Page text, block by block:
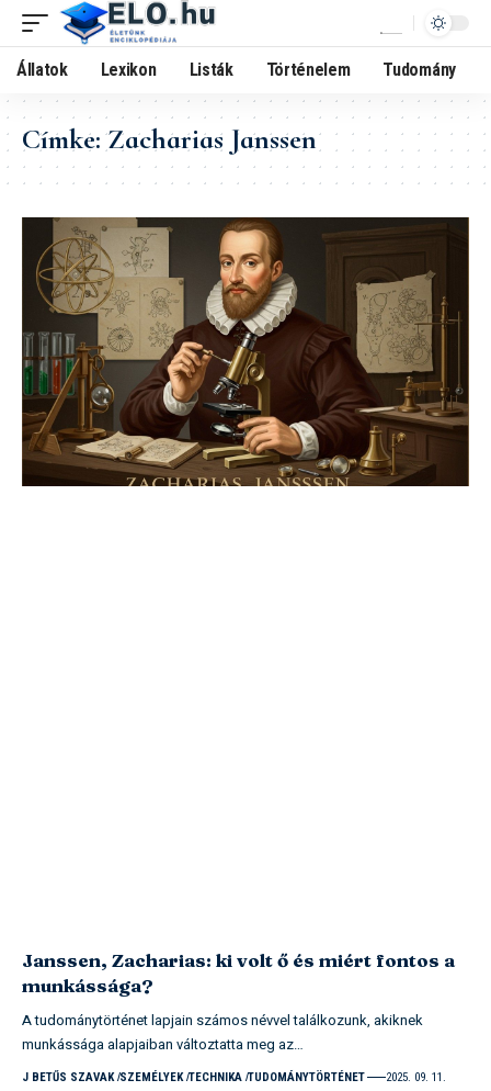
Állatok Lexikon Listák Történelem Tudomány
Címke:Zacharias Janssen
Janssen, Zacharias: ki volt ő és miért fontos a
munkássága?
A tudománytörténet lapjain számos névvel találkozunk, akiknek
munkássága alapjaiban változtatta meg az…
J BETŰS SZAVAK SZEMÉLYEK TECHNIKA TUDOMÁNYTÖRTÉNET 2025. 09. 11.